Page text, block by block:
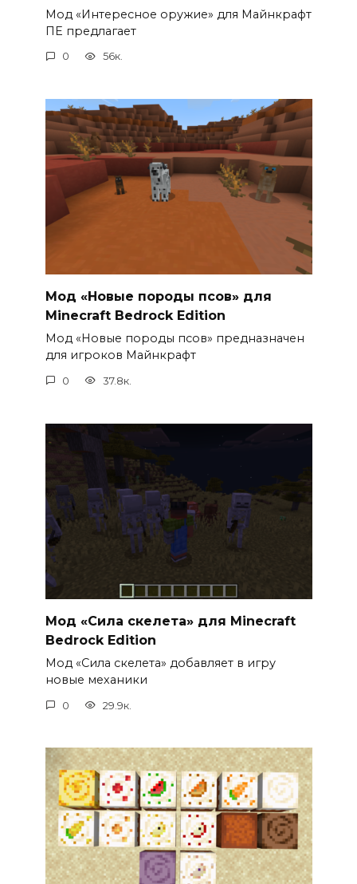
Мод «Интересное оружие» для Майнкрафт
ПЕ предлагает
0 56к.
Мод «Новые породы псов» для
Minecraft Bedrock Edition
Мод «Новые породы псов» предназначен
для игроков Майнкрафт
0 37.8к.
Мод «Сила скелета» для Minecraft
Bedrock Edition
Мод «Сила скелета» добавляет в игру
новые механики
0 29.9к.